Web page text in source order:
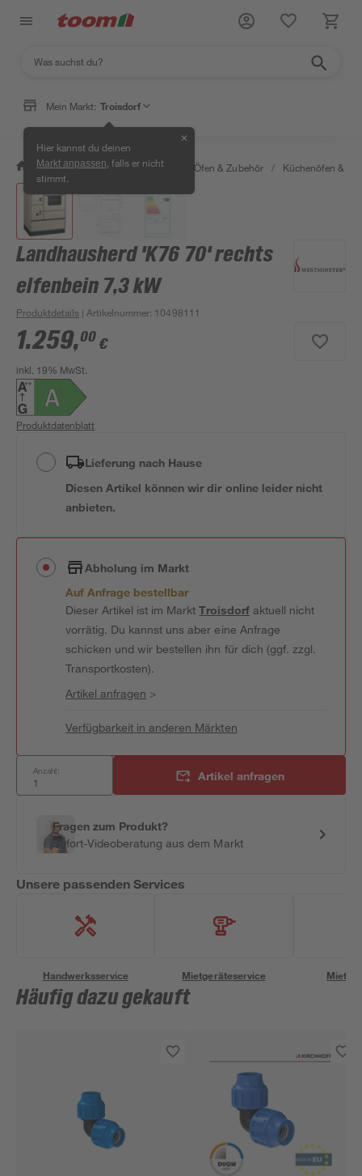
Mein Markt: Troisdorf
Hier kannst du deinen
Markt anpassen , falls er nicht
stimmt.
✕
/ Bauen & Renovieren / Kamine, Öfen & Zubehör / Küchenöfen &
Landhausherd 'K76 70' rechts
elfenbein 7,3 kW
Produktdetails | Artikelnummer: 10498111
1.259,00 €
inkl. 19% MwSt.
Produktdatenblatt
Lieferung nach Hause
Diesen Artikel können wir dir online leider nicht
anbieten.
Abholung im Markt
Auf Anfrage bestellbar
Dieser Artikel ist im MarktTroisdorfaktuell nicht
vorrätig. Du kannst uns aber eine Anfrage
schicken und wir bestellen ihn für dich (ggf. zzgl.
Transportkosten).
Artikel anfragen >
Verfügbarkeit in anderen Märkten
Anzahl: Artikel anfragen
Fragen zum Produkt?
Sofort-Videoberatung aus dem Markt
Unsere passenden Services
Handwerksservice Mietgeräteservice
Häufig dazu gekauft